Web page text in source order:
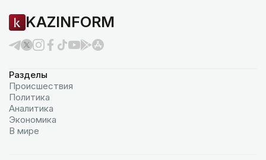
KAZINFORM
Разделы
Происшествия
Политика
Аналитика
Экономика
В мире